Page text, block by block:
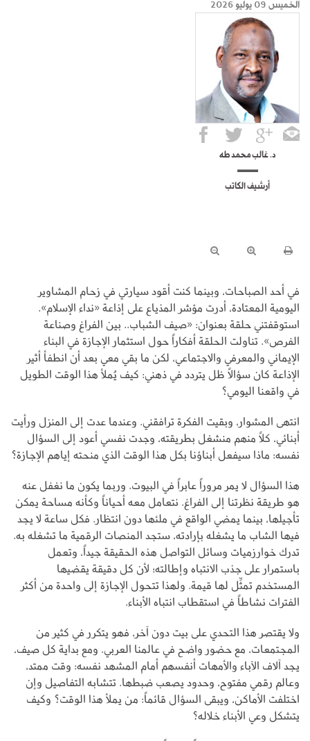
الخميس 09 يوليو 2026
د. غالب محمد طه
أرشيف الكاتب
في أحد الصباحات، وبينما كنت أقود سيارتي في زحام المشاوير
اليومية المعتادة، أدرت مؤشر المذياع على إذاعة «نداء الإسلام».
استوقفتني حلقة بعنوان: «صيف الشباب.. بين الفراغ وصناعة
الفرص». تناولت الحلقة أفكاراً حول استثمار الإجازة في البناء
الإيماني والمعرفي والاجتماعي، لكن ما بقي معي بعد أن انطفأ أثير
الإذاعة كان سؤالاً ظل يتردد في ذهني: كيف يُملأ هذا الوقت الطويل
في واقعنا اليومي؟
انتهى المشوار، وبقيت الفكرة ترافقني. وعندما عدت إلى المنزل ورأيت
أبنائي، كلاً منهم منشغل بطريقته، وجدت نفسي أعود إلى السؤال
نفسه: ماذا سيفعل أبناؤنا بكل هذا الوقت الذي منحته إياهم الإجازة؟
هذا السؤال لا يمر مروراً عابراً في البيوت. وربما يكون ما نغفل عنه
هو طريقة نظرتنا إلى الفراغ. نتعامل معه أحياناً وكأنه مساحة يمكن
تأجيلها، بينما يمضي الواقع في ملئها دون انتظار. فكل ساعة لا يجد
فيها الشاب ما يشغله بإرادته، ستجد المنصات الرقمية ما تشغله به.
تدرك خوارزميات وسائل التواصل هذه الحقيقة جيداً، وتعمل
باستمرار على جذب الانتباه وإطالته؛ لأن كل دقيقة يقضيها
المستخدم تمثِّل لها قيمة. ولهذا تتحول الإجازة إلى واحدة من أكثر
الفترات نشاطاً في استقطاب انتباه الأبناء.
ولا يقتصر هذا التحدي على بيت دون آخر، فهو يتكرر في كثير من
المجتمعات، مع حضور واضح في عالمنا العربي. ومع بداية كل صيف،
يجد آلاف الآباء والأمهات أنفسهم أمام المشهد نفسه: وقت ممتد،
وعالم رقمي مفتوح، وحدود يصعب ضبطها. تتشابه التفاصيل وإن
اختلفت الأماكن، ويبقى السؤال قائماً: من يملأ هذا الوقت؟ وكيف
يتشكل وعي الأبناء خلاله؟